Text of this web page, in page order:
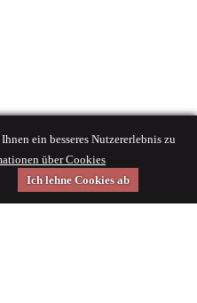
ein besseres Nutzererlebnis zu
über Cookies
Ich lehne Cookies ab